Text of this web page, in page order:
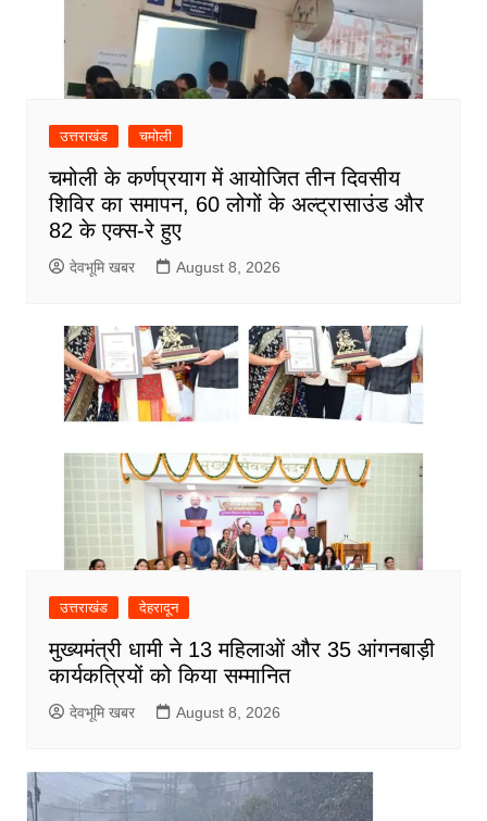
उत्तराखंड चमोली
चमोली के कर्णप्रयाग में आयोजित तीन दिवसीय
शिविर का समापन, 60 लोगों के अल्ट्रासाउंड और
82 के एक्स-रे हुए
देवभूमि खबर August 8, 2026
उत्तराखंड देहरादून
मुख्यमंत्री धामी ने 13 महिलाओं और 35 आंगनबाड़ी
कार्यकत्रियों को किया सम्मानित
देवभूमि खबर August 8, 2026